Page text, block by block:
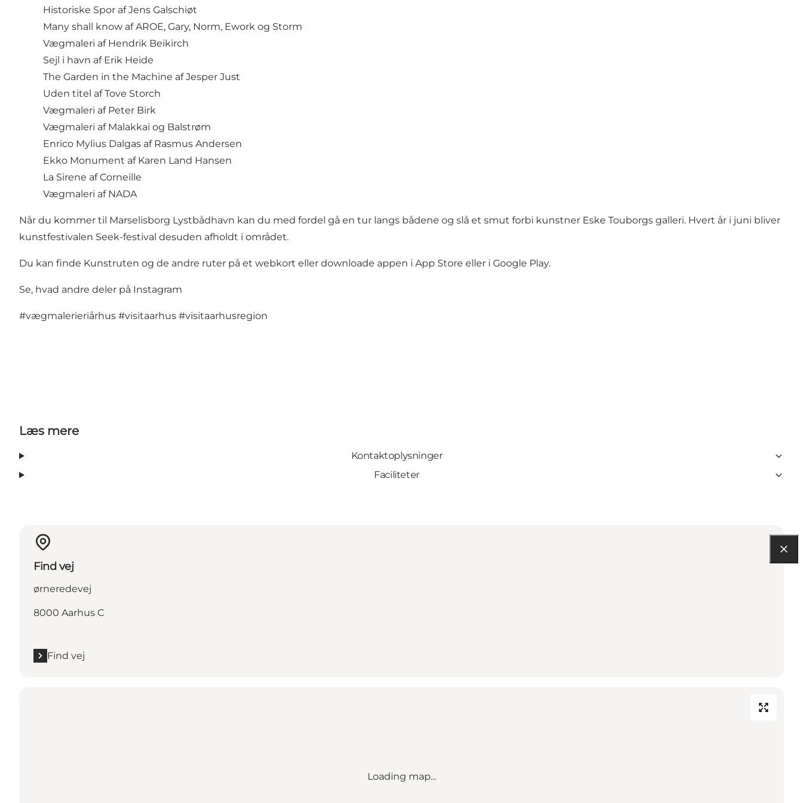
Historiske Spor af Jens Galschiøt
Many shall know af AROE, Gary, Norm, Ework og Storm
Vægmaleri af Hendrik Beikirch
Sejl i havn af Erik Heide
The Garden in the Machine af Jesper Just
Uden titel af Tove Storch
Vægmaleri af Peter Birk
Vægmaleri af Malakkai og Balstrøm
Enrico Mylius Dalgas af Rasmus Andersen
Ekko Monument af Karen Land Hansen
La Sirene af Corneille
Vægmaleri af NADA
Når du kommer til Marselisborg Lystbådhavn kan du med fordel gå en tur langs bådene og slå et smut forbi kunstner Eske Touborgs galleri. Hvert år i juni bliver
kunstfestivalen Seek-festival desuden afholdt i området.
Du kan finde Kunstruten og de andre ruter på et webkort eller downloade appen i App Store eller i Google Play.
Se, hvad andre deler på Instagram
#vægmalerieriårhus #visitaarhus #visitaarhusregion
Læs mere
Kontaktoplysninger
Faciliteter
Find vej
ørneredevej
8000 Aarhus C
Find vej
Loading map...